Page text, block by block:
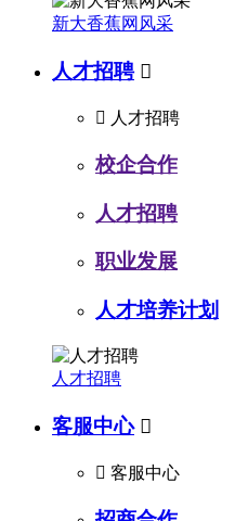
新大香蕉网风采
人才招聘 
 人才招聘
校企合作
人才招聘
职业发展
人才培养计划
人才招聘
客服中心 
 客服中心